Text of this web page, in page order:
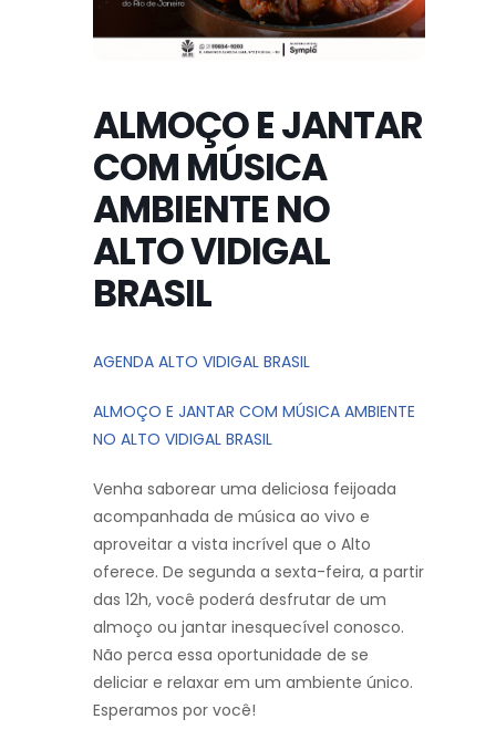
ALMOÇO E JANTAR
COM MÚSICA
AMBIENTE NO
ALTO VIDIGAL
BRASIL
AGENDA ALTO VIDIGAL BRASIL
ALMOÇO E JANTAR COM MÚSICA AMBIENTE
NO ALTO VIDIGAL BRASIL
Venha saborear uma deliciosa feijoada
acompanhada de música ao vivo e
aproveitar a vista incrível que o Alto
oferece. De segunda a sexta-feira, a partir
das 12h, você poderá desfrutar de um
almoço ou jantar inesquecível conosco.
Não perca essa oportunidade de se
deliciar e relaxar em um ambiente único.
Esperamos por você!